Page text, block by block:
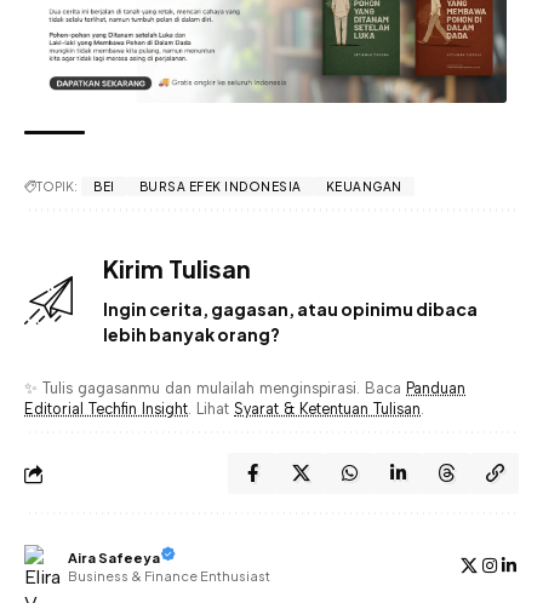
TOPIK: BEI BURSA EFEK INDONESIA KEUANGAN
Kirim Tulisan
Ingin cerita, gagasan, atau opinimu dibaca
lebih banyak orang?
✨ Tulis gagasanmu dan mulailah menginspirasi. Baca Panduan
Editorial Techfin Insight. Lihat Syarat & Ketentuan Tulisan.
Aira Safeeya
Business & Finance Enthusiast